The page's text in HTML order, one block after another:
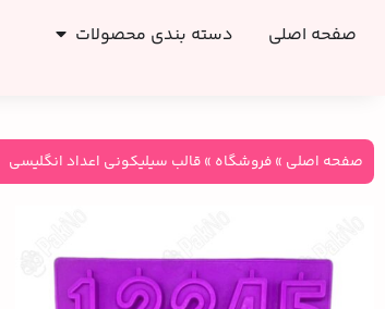
صفحه اصلی دسته بندی محصولات
صفحه اصلی »فروشگاه »قالب سیلیکونی اعداد انگلیسی